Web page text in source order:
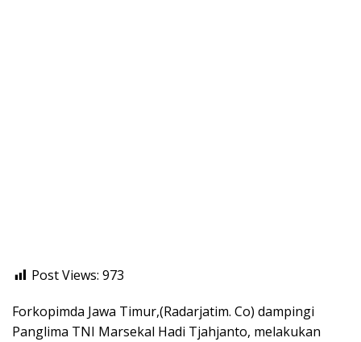
Post Views: 973
Forkopimda Jawa Timur,(Radarjatim. Co) dampingi
Panglima TNI Marsekal Hadi Tjahjanto, melakukan